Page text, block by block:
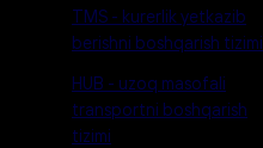
TMS - kurerlik yetkazib
berishni boshqarish tizimi
HUB - uzoq masofali
transportni boshqarish
tizimi